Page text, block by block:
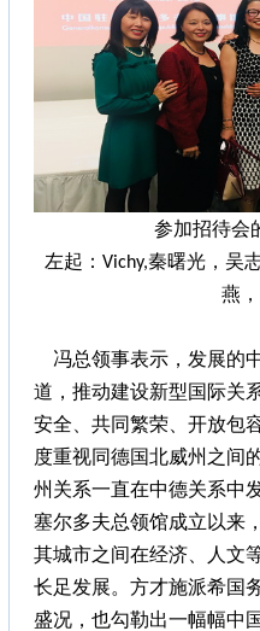
参加招待会
左起：Vichy,秦曙光，吴
燕
冯总领事表示，发展的
道，推动建设新型国际关
安全、共同繁荣、开放包
度重视同德国北威州之间
州关系一直在中德关系中
塞尔多夫总领馆成立以来
其城市之间在经济、人文
长足发展。方才施派希国
盛况，也勾勒出一幅幅中